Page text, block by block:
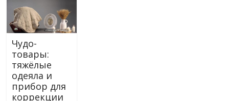
Чудо-
товары:
тяжёлые
одеяла и
прибор для
коррекции